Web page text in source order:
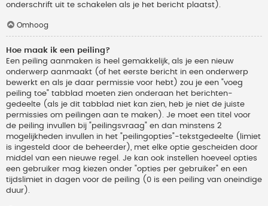
onderschrift uit te schakelen als je het bericht plaatst).
Omhoog
Hoe maak ik een peiling?
Een peiling aanmaken is heel gemakkelijk, als je een nieuw
onderwerp aanmaakt (of het eerste bericht in een onderwerp
bewerkt en als je daar permissie voor hebt) zou je een "voeg
peiling toe" tabblad moeten zien onderaan het berichten-
gedeelte (als je dit tabblad niet kan zien, heb je niet de juiste
permissies om peilingen aan te maken). Je moet een titel voor
de peiling invullen bij "peilingsvraag" en dan minstens 2
mogelijkheden invullen in het "peilingopties"-tekstgedeelte (limiet
is ingesteld door de beheerder), met elke optie gescheiden door
middel van een nieuwe regel. Je kan ook instellen hoeveel opties
een gebruiker mag kiezen onder "opties per gebruiker" en een
tijdslimiet in dagen voor de peiling (0 is een peiling van oneindige
duur).